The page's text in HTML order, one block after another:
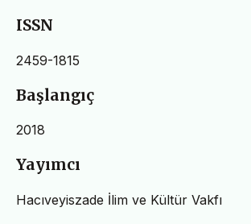
ISSN
2459-1815
Başlangıç
2018
Yayımcı
Hacıveyiszade İlim ve Kültür Vakfı